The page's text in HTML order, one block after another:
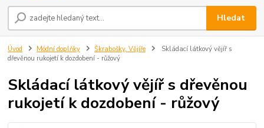
Hledat
Úvod Módní doplňky Škrabošky, Vějíře
Skládací látkový vějíř s
dřevěnou rukojetí k dozdobení - růžový
Skládací látkový vějíř s dřevěnou
rukojetí k dozdobení - růžový